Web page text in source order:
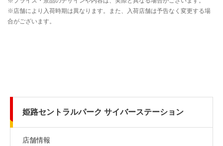
姫路セントラルパーク サイバーステーション
店舗情報